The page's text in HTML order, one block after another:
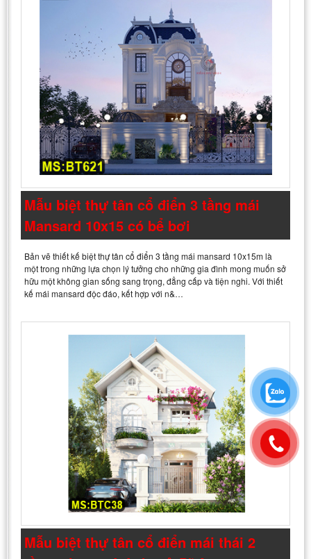
Mẫu biệt thự tân cổ điển 3 tầng mái
Mansard 10x15 có bể bơi
Bản vẽ thiết kế biệt thự tân cổ điển 3 tầng mái mansard 10x15m là
một trong những lựa chọn lý tưởng cho những gia đình mong muốn sở
hữu một không gian sống sang trọng, đẳng cấp và tiện nghi. Với thiết
kế mái mansard độc đáo, kết hợp với n&…
Mẫu biệt thự tân cổ điển mái thái 2